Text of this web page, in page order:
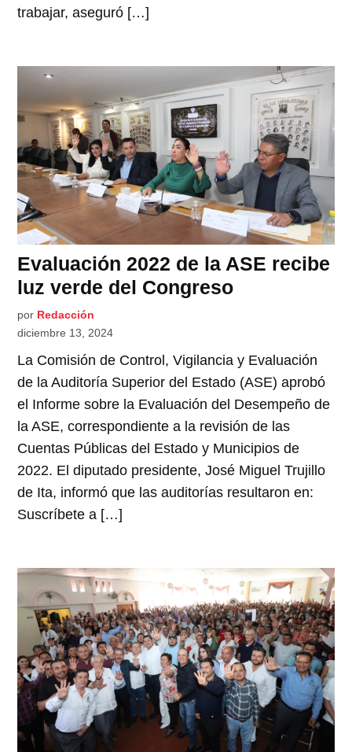
trabajar, aseguró […]
Evaluación 2022 de la ASE recibe
luz verde del Congreso
por Redacción
diciembre 13, 2024
La Comisión de Control, Vigilancia y Evaluación
de la Auditoría Superior del Estado (ASE) aprobó
el Informe sobre la Evaluación del Desempeño de
la ASE, correspondiente a la revisión de las
Cuentas Públicas del Estado y Municipios de
2022. El diputado presidente, José Miguel Trujillo
de Ita, informó que las auditorías resultaron en:
Suscríbete a […]